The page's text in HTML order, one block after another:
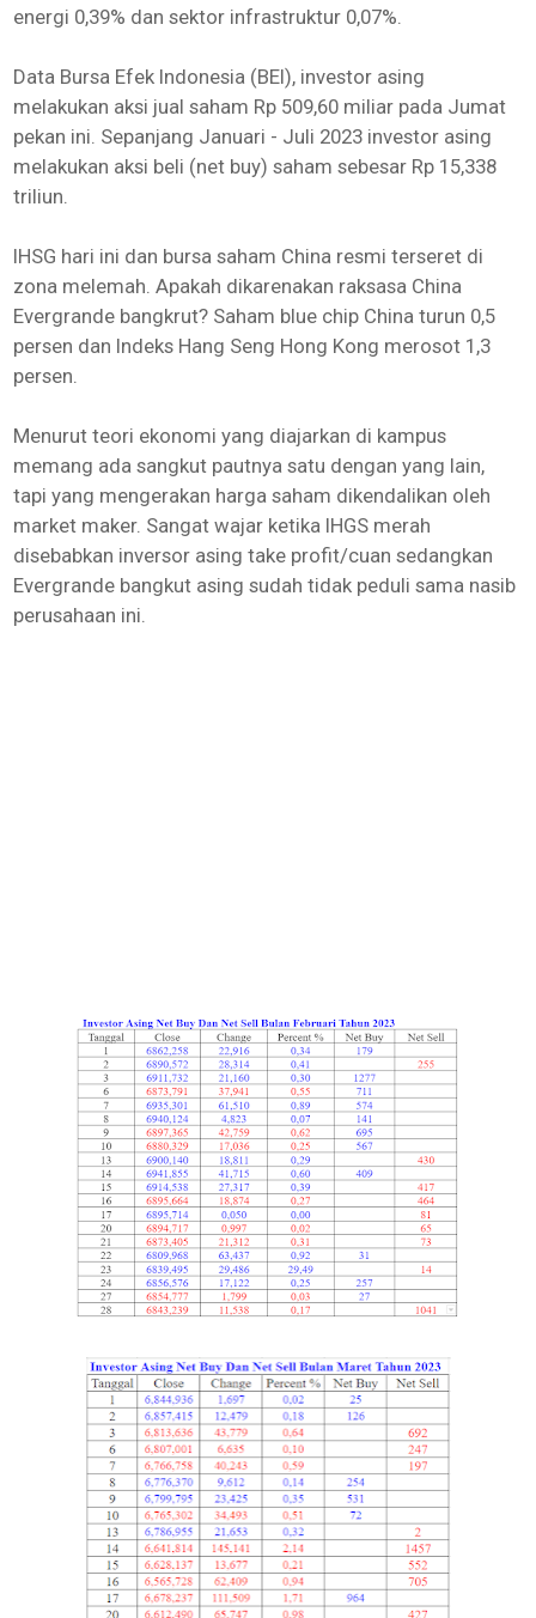
energi 0,39% dan sektor infrastruktur 0,07%.
Data Bursa Efek Indonesia (BEI), investor asing
melakukan aksi jual saham Rp 509,60 miliar pada Jumat
pekan ini. Sepanjang Januari - Juli 2023 investor asing
melakukan aksi beli (net buy) saham sebesar Rp 15,338
triliun.
IHSG hari ini dan bursa saham China resmi terseret di
zona melemah. Apakah dikarenakan raksasa China
Evergrande bangkrut? Saham blue chip China turun 0,5
persen dan Indeks Hang Seng Hong Kong merosot 1,3
persen.
Menurut teori ekonomi yang diajarkan di kampus
memang ada sangkut pautnya satu dengan yang lain,
tapi yang mengerakan harga saham dikendalikan oleh
market maker. Sangat wajar ketika IHGS merah
disebabkan inversor asing take profit/cuan sedangkan
Evergrande bangkut asing sudah tidak peduli sama nasib
perusahaan ini.